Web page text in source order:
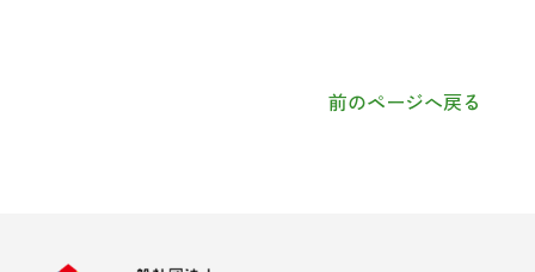
前のページへ戻る